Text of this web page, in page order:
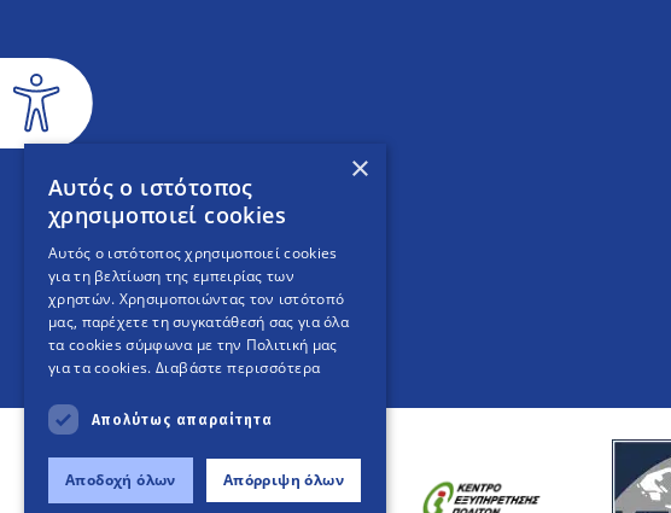
×
Αυτός ο ιστότοπος
χρησιμοποιεί cookies
Αυτός ο ιστότοπος χρησιμοποιεί cookies
για τη βελτίωση της εμπειρίας των
χρηστών. Χρησιμοποιώντας τον ιστότοπό
μας, παρέχετε τη συγκατάθεσή σας για όλα
τα cookies σύμφωνα με την Πολιτική μας
για τα cookies. Διαβάστε περισσότερα
Απολύτως απαραίτητα
Αποδοχή όλων Απόρριψη όλων